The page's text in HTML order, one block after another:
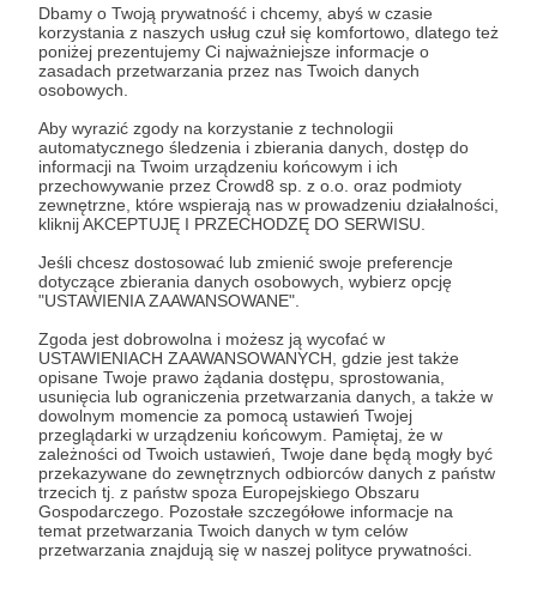
Dbamy o Twoją prywatność i chcemy, abyś w czasie
korzystania z naszych usług czuł się komfortowo, dlatego też
poniżej prezentujemy Ci najważniejsze informacje o
zasadach przetwarzania przez nas Twoich danych
osobowych.
Aby wyrazić zgody na korzystanie z technologii
automatycznego śledzenia i zbierania danych, dostęp do
informacji na Twoim urządzeniu końcowym i ich
przechowywanie przez Crowd8 sp. z o.o. oraz podmioty
zewnętrzne, które wspierają nas w prowadzeniu działalności,
kliknij AKCEPTUJĘ I PRZECHODZĘ DO SERWISU.
Jeśli chcesz dostosować lub zmienić swoje preferencje
dotyczące zbierania danych osobowych, wybierz opcję
"USTAWIENIA ZAAWANSOWANE".
Zgoda jest dobrowolna i możesz ją wycofać w
USTAWIENIACH ZAAWANSOWANYCH, gdzie jest także
opisane Twoje prawo żądania dostępu, sprostowania,
usunięcia lub ograniczenia przetwarzania danych, a także w
dowolnym momencie za pomocą ustawień Twojej
przeglądarki w urządzeniu końcowym. Pamiętaj, że w
zależności od Twoich ustawień, Twoje dane będą mogły być
przekazywane do zewnętrznych odbiorców danych z państw
trzecich tj. z państw spoza Europejskiego Obszaru
Gospodarczego. Pozostałe szczegółowe informacje na
temat przetwarzania Twoich danych w tym celów
przetwarzania znajdują się w naszej polityce prywatności.
Zapowiedź mojej rozmowy z prof. Markiem
Figlerowiczem, kierownikiem prawdopodobnie
najważniejszych badań genetycznych w kontekście
historii Polski.
słowianie
Dołącz do grona Patronów!
Wesprzyj działalność AutoraHistoryczny Topjuż
teraz!